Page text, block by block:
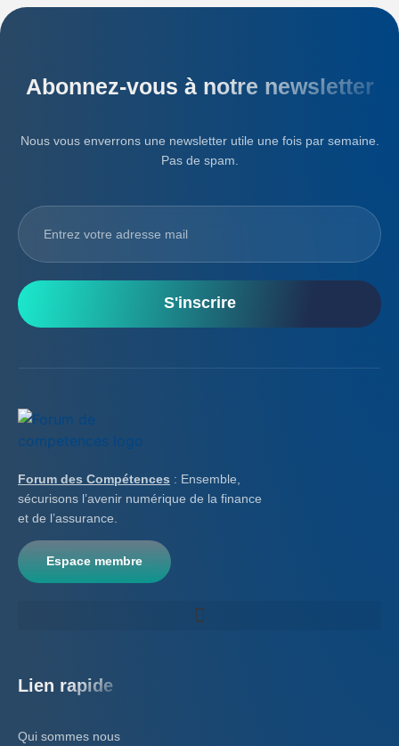
Abonnez-vous à notre newsletter
Nous vous enverrons une newsletter utile une fois par semaine.
Pas de spam.
S'inscrire
Forum des Compétences : Ensemble,
sécurisons l’avenir numérique de la finance
et de l’assurance.
Espace membre
Lien rapide
Qui sommes nous